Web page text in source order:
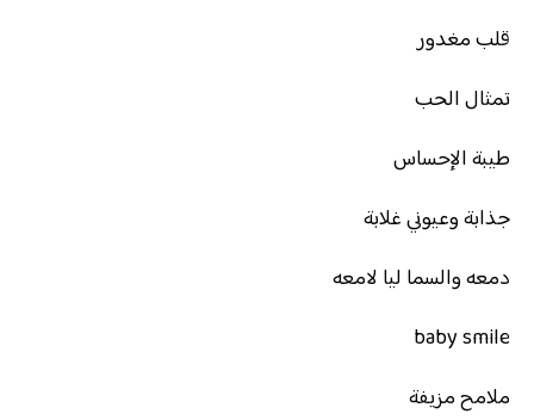
قلب مغدور
تمثال الحب
طيبة الإحساس
جذابة وعيوني غلابة
دمعه والسما ليا لامعه
baby smile
ملامح مزيفة